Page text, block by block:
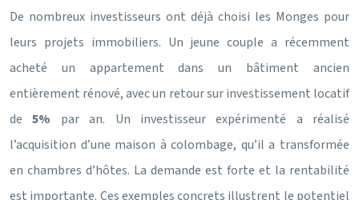
De nombreux investisseurs ont déjà choisi les Monges pour
leurs projets immobiliers. Un jeune couple a récemment
acheté un appartement dans un bâtiment ancien
entièrement rénové, avec un retour sur investissement locatif
de5% par an. Un investisseur expérimenté a réalisé
l’acquisition d’une maison à colombage, qu’il a transformée
en chambres d’hôtes. La demande est forte et la rentabilité
est importante. Ces exemples concrets illustrent le potentiel